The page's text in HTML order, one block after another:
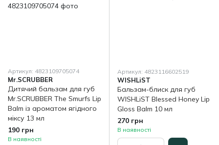
Артикул: 4823109705074
Mr.SCRUBBER
Дитячий бальзам для губ
Mr.SCRUBBER The Smurfs Lip
Balm із ароматом ягідного
міксу 13 мл
190 грн
В наявності
Артикул: 4823116602519
WISHLiST
Бальзам-блиск для губ
WISHLiST Blessed Honey Lip
Gloss Balm 10 мл
270 грн
В наявності